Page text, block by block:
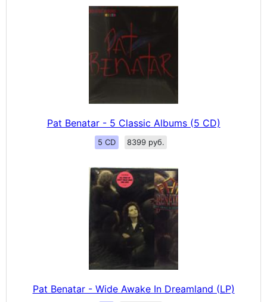
Pat Benatar - 5 Classic Albums (5 CD)
5 CD 8399 руб.
Pat Benatar - Wide Awake In Dreamland (LP)